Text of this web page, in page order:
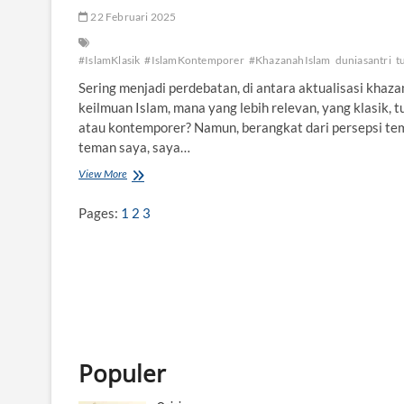
22 Februari 2025
#IslamKlasik #IslamKontemporer #KhazanahIslam duniasantri
Sering menjadi perdebatan, di antara aktualisasi
keilmuan Islam, mana yang lebih relevan, yang klasik,
atau kontemporer? Namun, berangkat dari persepsi
teman saya, saya…
View More M
g
a
n
a
Pages: 1 2 3
Populer